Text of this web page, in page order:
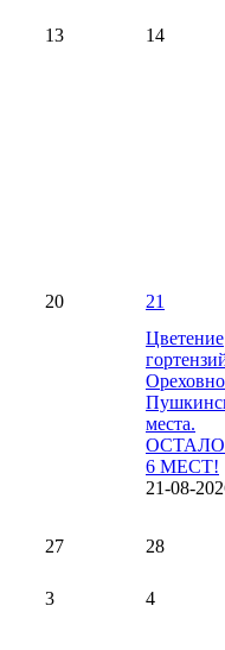
13 14
20
21
Цветение
места.
6 МЕСТ!
21-08-
27 28
3 4